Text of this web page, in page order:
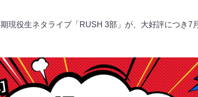
現役生ネタライブ「RUSH 3部」が、大好評につき7